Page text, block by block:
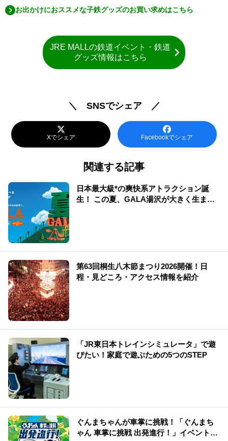
お出かけにおススメな子鉄グッズのお買い求めはこちら
JRE MALLの鉄道イベント・鉄道
グッズ情報はこちら
＼ SNSでシェア ／
Xでシェア Facebookでシェア
関連する記事
日本最大級*の爽快系アトラクション誕
生！ この夏、GALA湯沢が大きく生まれ
第63回桐生八木節まつり2026開催！日
程・見どころ・アクセス情報を紹介
「JR東日本トレインシミュレータ」で遊
びたい！家庭で遊ぶための5つのSTEP
ぐんまちゃんが車掌に挑戦！「ぐんまち
ゃん 車掌に挑戦 出発進行！」イベント情